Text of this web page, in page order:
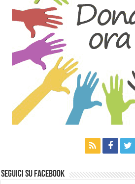
Seguici su Facebook